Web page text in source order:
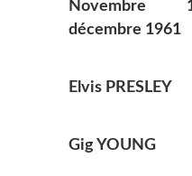
Novembre
décembre 1961
Elvis PRESLEY
Gig YOUNG